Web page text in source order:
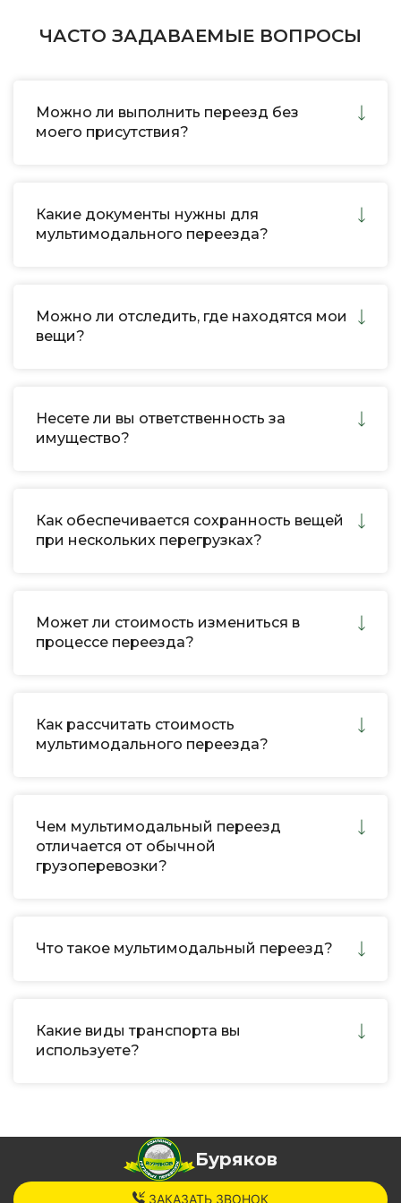
ЧАСТО ЗАДАВАЕМЫЕ ВОПРОСЫ
Можно ли выполнить переезд без
моего присутствия?
Какие документы нужны для
мультимодального переезда?
Можно ли отследить, где находятся мои
вещи?
Несете ли вы ответственность за
имущество?
Как обеспечивается сохранность вещей
при нескольких перегрузках?
Может ли стоимость измениться в
процессе переезда?
Как рассчитать стоимость
мультимодального переезда?
Чем мультимодальный переезд
отличается от обычной
грузоперевозки?
Что такое мультимодальный переезд?
Какие виды транспорта вы
используете?
Буряков
ЗАКАЗАТЬ ЗВОНОК